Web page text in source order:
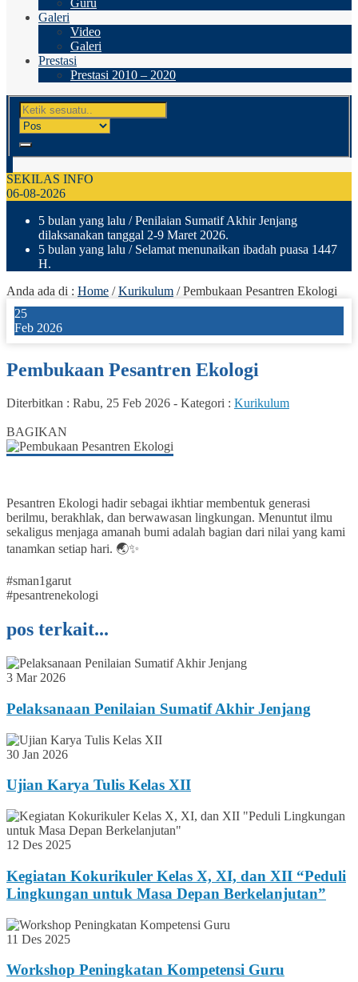
Guru
Galeri
Video
Galeri
Prestasi
Prestasi 2010 – 2020
SEKILAS INFO
06-08-2026
5 bulan yang lalu / Penilaian Sumatif Akhir Jenjang
dilaksanakan tanggal 2-9 Maret 2026.
5 bulan yang lalu / Selamat menunaikan ibadah puasa 1447
H.
Anda ada di : Home /Kurikulum /Pembukaan Pesantren Ekologi
25
Feb 2026
Pembukaan Pesantren Ekologi
Diterbitkan : Rabu, 25 Feb 2026 - Kategori : Kurikulum
BAGIKAN
Pesantren Ekologi hadir sebagai ikhtiar membentuk generasi
berilmu, berakhlak, dan berwawasan lingkungan. Menuntut ilmu
sekaligus menjaga amanah bumi adalah bagian dari nilai yang kami
tanamkan setiap hari. 🌏✨
#sman1garut
#pesantrenekologi
pos terkait...
3 Mar 2026
Pelaksanaan Penilaian Sumatif Akhir Jenjang
30 Jan 2026
Ujian Karya Tulis Kelas XII
12 Des 2025
Kegiatan Kokurikuler Kelas X, XI, dan XII “Peduli
Lingkungan untuk Masa Depan Berkelanjutan”
11 Des 2025
Workshop Peningkatan Kompetensi Guru